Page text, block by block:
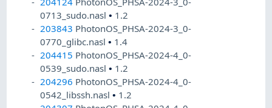
0713_sudo.nasl• 1.2
203843 PhotonOS_PHSA-2024-3_0-
0770_glibc.nasl• 1.4
204415 PhotonOS_PHSA-2024-4_0-
0539_sudo.nasl• 1.2
204296 PhotonOS_PHSA-2024-4_0-
0542_libssh.nasl• 1.2